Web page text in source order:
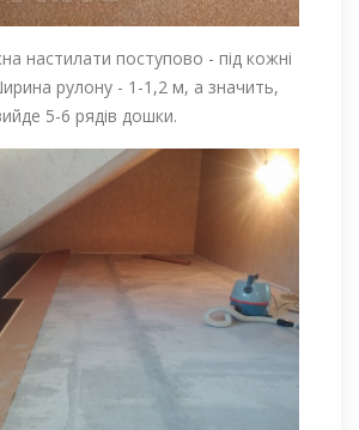
настилати поступово - під кожні
рулону - 1-1,2 м, а значить,
5-6 рядів дошки.